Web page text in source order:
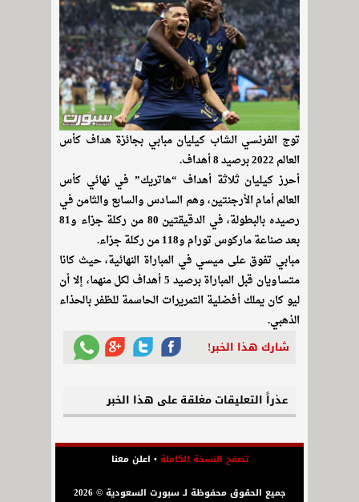
توج الفرنسي الشاب كيليان مبابي بجائزة هداف كأس
العالم 2022 برصيد 8 أهداف.
أحرز كيليان ثلاثة أهداف “هاتريك” في نهائي كأس
العالم أمام الأرجنتين، وهم السادس والسابع والثامن في
رصيده بالبطولة، في الدقيقتين 80 من ركلة جزاء و81
بعد صناعة ماركوس تورام و118 من ركلة جزاء.
مبابي تفوق على ميسي في المباراة النهائية، حيث كانا
متساويان قبل المباراة برصيد 5 أهداف لكل منهما، إلا أن
ليو كان يملك أفضلية التمريرات الحاسمة للظفر بالحذاء
الذهبي.
شارك هذا الخبر!
عذراً التعليقات مغلقة على هذا الخبر
تصفح النسخة الكاملة• اعلن معنا
جميع الحقوق محفوظة لـ سبورت السعودية © 2026